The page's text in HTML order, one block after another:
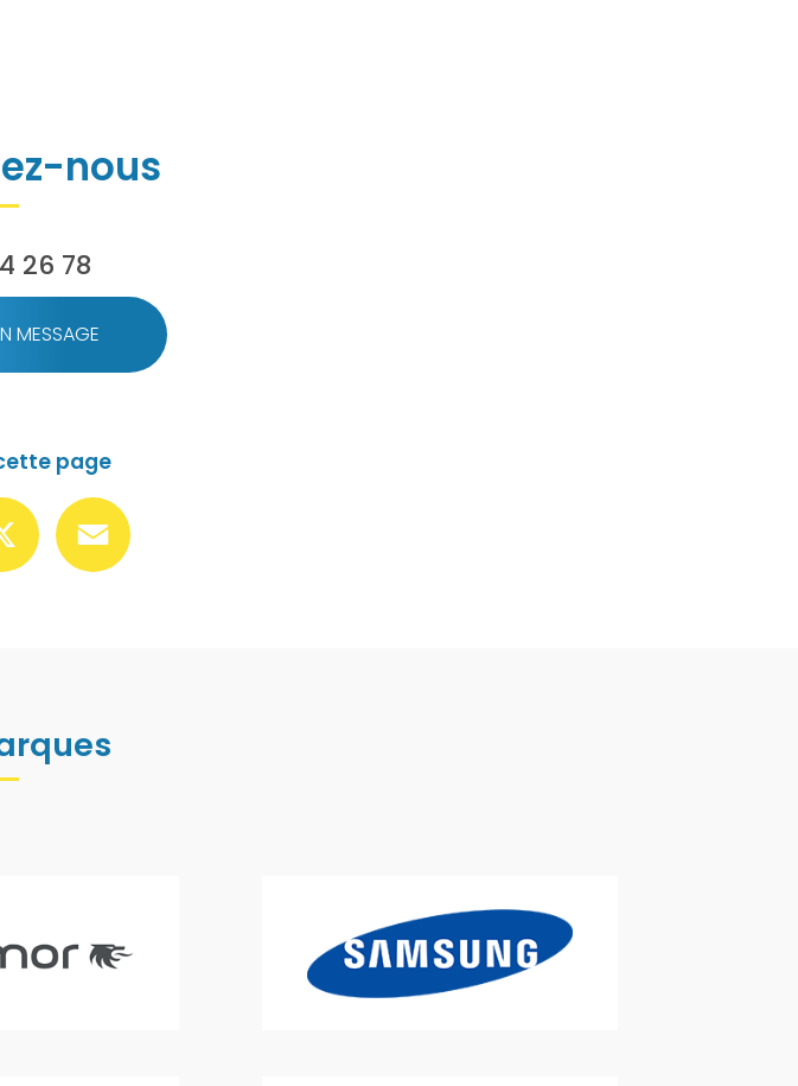
nous
26 78
MESSAGE
page